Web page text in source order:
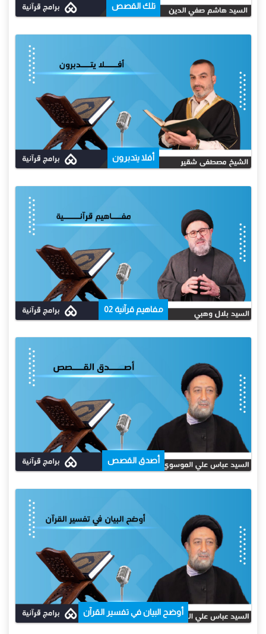
تلك القصص
أفلا يتدبرون
مفاهيم قرآنية 02
أصدق القصص
أوضح البيان في تفسير القرآن